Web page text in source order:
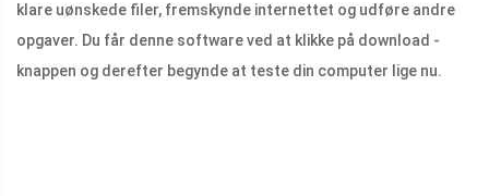
klare uønskede filer, fremskynde internettet og udføre andre
opgaver. Du får denne software ved at klikke på download -
knappen og derefter begynde at teste din computer lige nu.